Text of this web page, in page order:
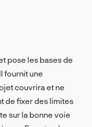
sur la bonne
pose les bases de
fournit une
couvrira et ne
de fixer des limites
sur la bonne voie